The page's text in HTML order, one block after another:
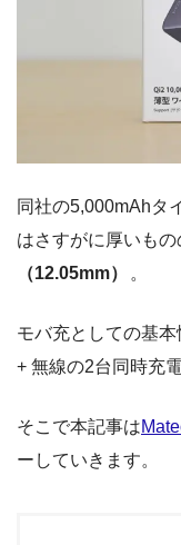
同社の5,000mAhタ
はさすがに厚いも
（12.05mm）
。
モバ充としての基
+ 無線の2台同時充
そこで本記事は
ーしていきます。